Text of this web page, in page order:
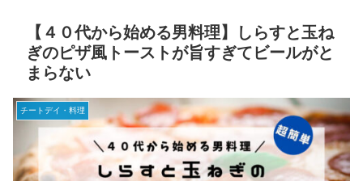
【４０代から始める男料理】しらすと玉ね
ぎのピザ風トーストが旨すぎてビールがと
まらない
チートデイ・料理